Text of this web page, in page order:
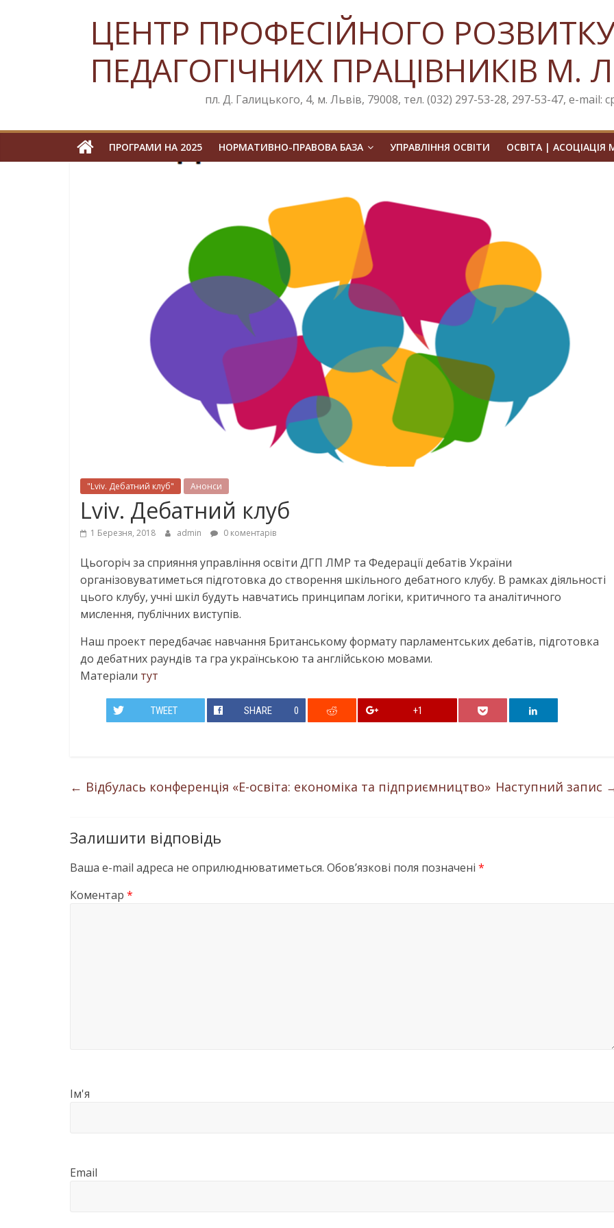
ЦЕНТР ПРОФЕСІЙНОГО
ПЕДАГОГІЧНИХ ПРАЦІВНИКІВ М.
пл. Д. Галицького, 4, м. Львів, 79008, тел. (032) 297-53-28, 297-53-47, e-mail:
ПРОГРАМИ НА 2025 НОРМАТИВНО-ПРАВОВА БАЗА УПРАВЛІННЯ ОСВІТИ ОСВІТА | АСОЦІАЦІЯ
"Lviv. Дебатний клуб" Анонси
Lviv. Дебатний клуб
1 Березня, 2018 admin 0 коментарів
Цьогоріч за сприяння управління освіти ДГП ЛМР та Федерації дебатів України
організовуватиметься підготовка до створення шкільного дебатного клубу. В рамках діяльності
цього клубу, учні шкіл будуть навчатись принципам логіки, критичного та аналітичного
мислення, публічних виступів.
Наш проект передбачає навчання Британському формату парламентських дебатів, підготовка
до дебатних раундів та гра українською та англійською мовами.
Матеріали тут
TWEET SHARE 0 +1
← Відбулась конференція «Е-освіта: економіка та підприємництво» Наступний запис
Залишити відповідь
Ваша e-mail адреса не оприлюднюватиметься. Обов’язкові поля позначені *
Коментар *
Ім'я
Email